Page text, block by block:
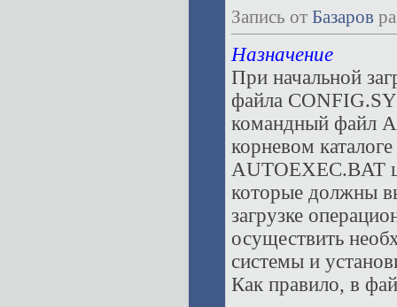
Запись от Базаров
Назначение
При начальной
файла
командный файл
корневом
AUTOEXEC.BAT
которые должны
загрузке
осуществить
системы и
Как правило, в